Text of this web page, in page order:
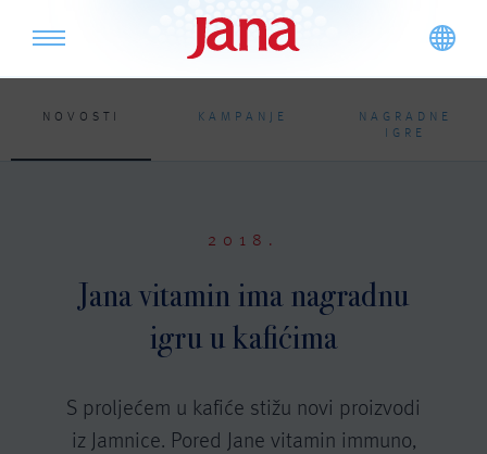
NOVOSTI KAMPANJE
NAGRADNE
IGRE
2018.
Jana vitamin ima nagradnu
igru u kafićima
S proljećem u kafiće stižu novi proizvodi
iz Jamnice. Pored Jane vitamin immuno,